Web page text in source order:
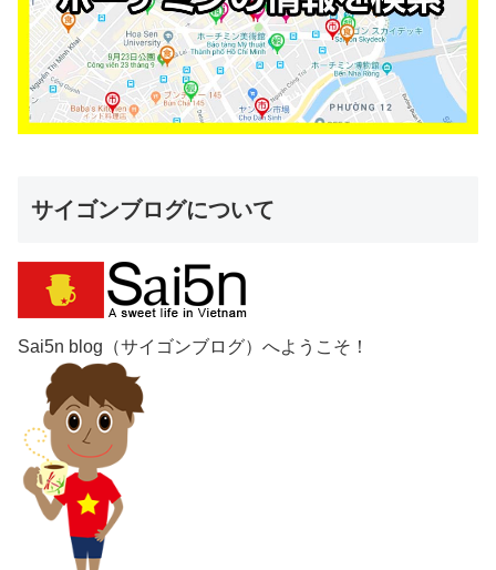
サイゴンブログについて
Sai5n blog（サイゴンブログ）へようこそ！